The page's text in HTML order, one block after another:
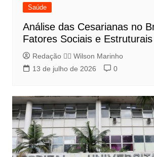
Saúde
Análise das Cesarianas no
Fatores Sociais e Estruturais
Redação 👨‍⚖️​ Wilson Marinho
13 de julho de 2026
0